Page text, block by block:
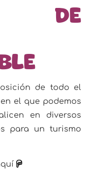
de
de todo el
el que podemos
en diversos
para un turismo